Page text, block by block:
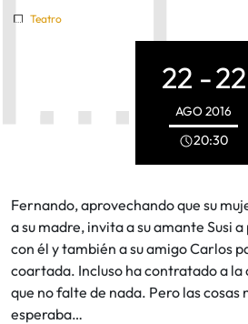
Teatro
22 -22
AGO2016
20:30
Fernando, aprovechando que su
a su madre, invita a su amante Susi
con él y también a su amigo Carlos
coartada. Incluso ha contratado a la
que no falte de nada. Pero las cosas
esperaba…